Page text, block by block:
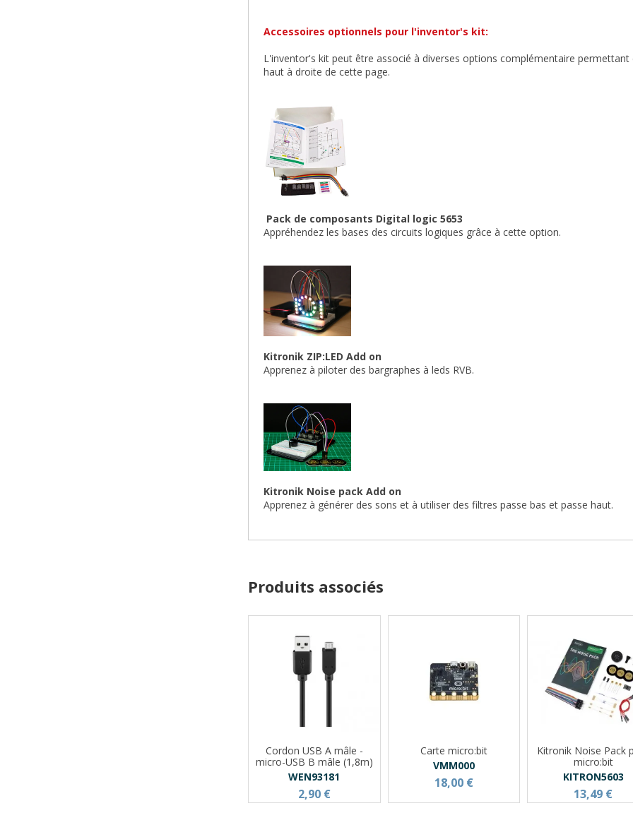
Accessoires optionnels pour l'inventor's kit:
L'inventor's kit peut être associé à diverses options complémentaire
haut à droite de cette page.
Pack de composants Digital logic 5653
Appréhendez les bases des circuits logiques grâce à cette option.
Kitronik ZIP:LED Add on
Apprenez à piloter des bargraphes à leds RVB.
Kitronik Noise pack Add on
Apprenez à générer des sons et à utiliser des filtres passe bas et passe haut.
Produits associés
Cordon USB A mâle -
micro-USB B mâle (1,8m)
WEN93181
2,90 €
Carte micro:bit
VMM000
18,00 €
Kitronik Noise Pack
micro:bit
KITRON5603
13,49 €